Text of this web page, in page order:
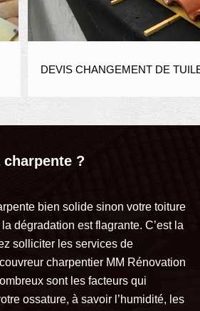
DEVIS CHANGEMENT DE
?
bien solide sinon votre toiture
dégradation est flagrante. C’est la
solliciter les services de
charpentier MM Rénovation
sont les facteurs qui
ossature, à savoir l’humidité, les